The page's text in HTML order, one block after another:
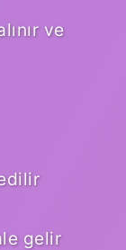
ve
gelir